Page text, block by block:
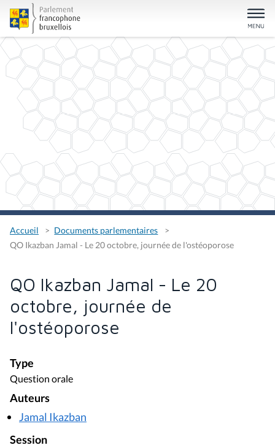
Accueil
Documents parlementaires
QO Ikazban Jamal - Le 20 octobre, journée de l'ostéoporose
QO Ikazban Jamal - Le 20
octobre, journée de
l'ostéoporose
Type
Question orale
Auteurs
Jamal Ikazban
Session